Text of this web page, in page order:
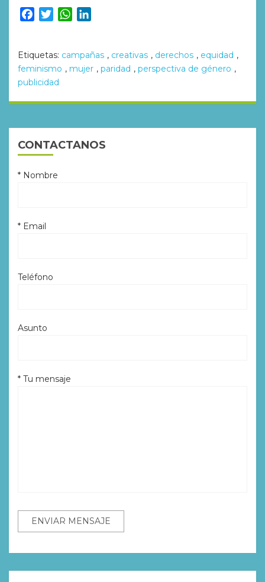
Facebook
TwitterWhatsApp
Etiquetas: campañas , creativas , derechos , equidad ,
feminismo , mujer , paridad , perspectiva de género ,
publicidad
CONTACTANOS
* Nombre
* Email
Teléfono
Asunto
* Tu mensaje